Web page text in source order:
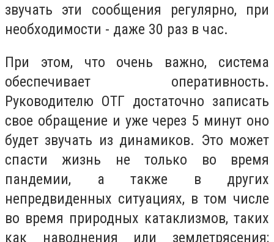
звучать эти сообщения регулярно, при
необходимости - даже 30 раз в час.
При этом, что очень важно, система
обеспечивает оперативность.
Руководителю ОТГ достаточно записать
свое обращение и уже через 5 минут оно
будет звучать из динамиков. Это может
спасти жизнь не только во время
пандемии, а также в других
непредвиденных ситуациях, в том числе
во время природных катаклизмов, таких
как наводнения или землетрясения;